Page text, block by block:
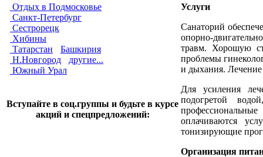
Отдых в Подмосковье
Санкт-Петербург
Сестрорецк
Хибины
Татарстан
Башкирия
Н.Новгород
другие...
Южный Урал
Вступайте в соц.группы и будьте в курсе
акций и спецпредложений:
Услуги
Санаторий
опорно-
травм. Хорошую
проблемы
и дыхания. Лечение
Для усиления
подогретой
оплачиваются
тонизирующие
Организация